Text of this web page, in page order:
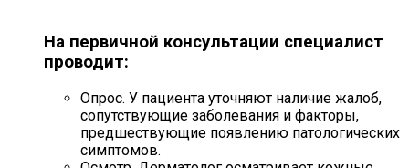
На первичной консультации специалист
проводит:
Опрос. У пациента уточняют наличие жалоб,
сопутствующие заболевания и факторы,
предшествующие появлению патологических
симптомов.